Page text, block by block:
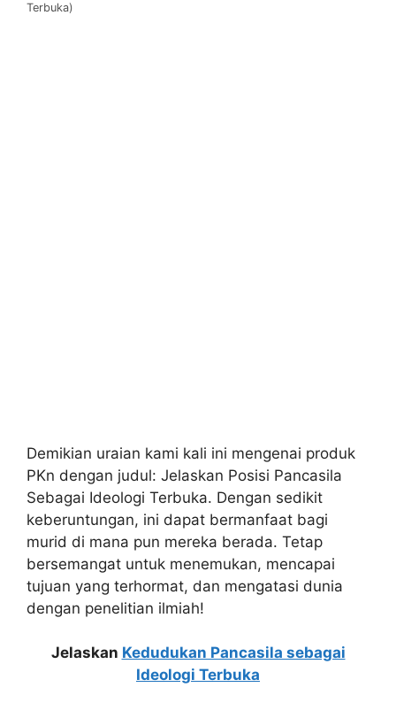
Terbuka)
Demikian uraian kami kali ini mengenai produk
PKn dengan judul: Jelaskan Posisi Pancasila
Sebagai Ideologi Terbuka. Dengan sedikit
keberuntungan, ini dapat bermanfaat bagi
murid di mana pun mereka berada. Tetap
bersemangat untuk menemukan, mencapai
tujuan yang terhormat, dan mengatasi dunia
dengan penelitian ilmiah!
Jelaskan Kedudukan Pancasila sebagai
Ideologi Terbuka